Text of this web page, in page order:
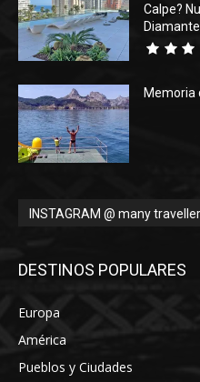
Calpe?
Memoria
INSTAGRAM @ many
DESTINOS POPULARES
Europa
América
Pueblos y Ciudades